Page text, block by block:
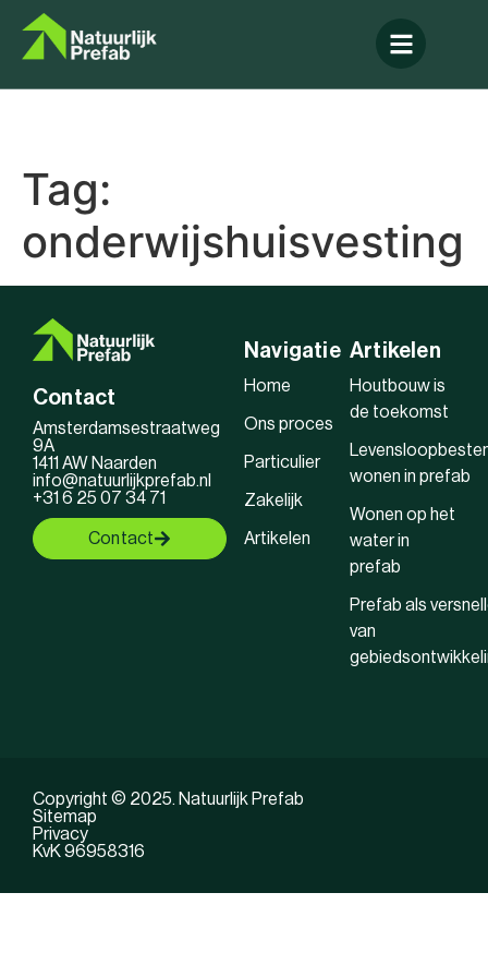
Tag:
onderwijshuisvesting
Contact
Amsterdamsestraatweg
9A
1411 AW Naarden
info@natuurlijkprefab.nl
+31 6 25 07 34 71
Contact
Navigatie
Home
Ons proces
Particulier
Zakelijk
Artikelen
Artikelen
Houtbouw is
de toekomst
wonen in prefab
Wonen op het
water in
prefab
Prefab als
van
Copyright © 2025. Natuurlijk Prefab
Sitemap
Privacy
KvK 96958316